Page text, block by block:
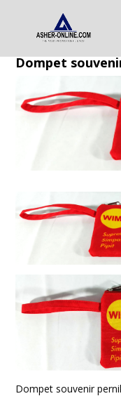
Dompet
Dompet souvenir